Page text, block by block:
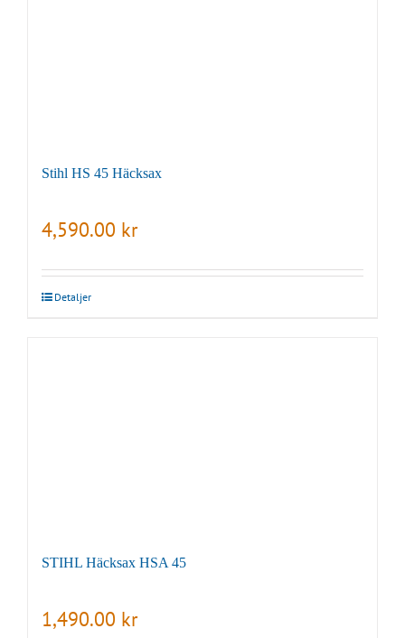
Stihl HS 45 Häcksax
4,590.00 kr
Detaljer
STIHL Häcksax HSA 45
1,490.00 kr